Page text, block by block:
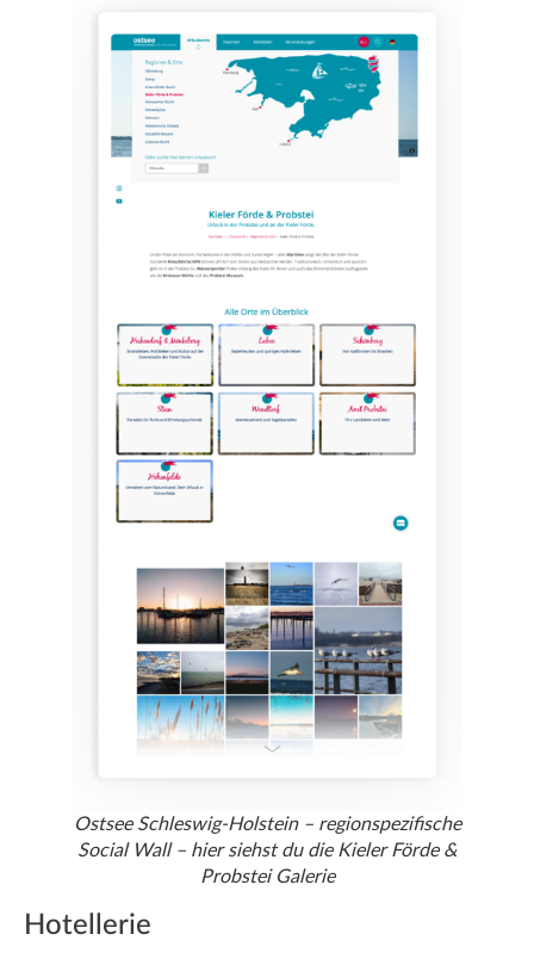
Ostsee Schleswig-Holstein – regionspezifische
Social Wall – hier siehst du die Kieler Förde &
Probstei Galerie
Hotellerie